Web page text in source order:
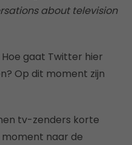
about television
gaat Twitter hier
Op dit moment zijn
tv-zenders korte
naar de